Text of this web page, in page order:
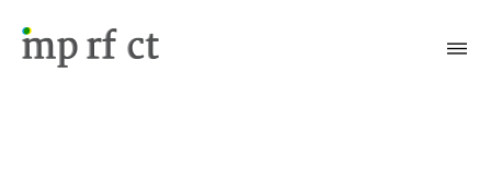
Attiva/Disattiva il menù